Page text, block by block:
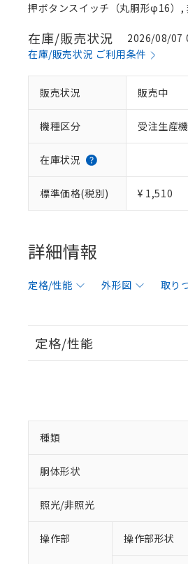
押ボタンスイッチ（丸胴形φ16）,
在庫/販売状況
2026/08/07
在庫/販売状況 ご利用条件
販売状況 販売中
機種区分 受注生産
在庫状況
標準価格(税別) ¥ 1,510
詳細情報
定格/性能 外形図 取り
定格/性能
種類
胴体形状
照光/非照光
操作部 操作部形状